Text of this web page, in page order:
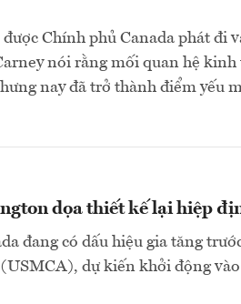
Chính phủ Canada phát đi
nói rằng mối quan hệ kinh
nay đã trở thành điểm yếu
dọa thiết kế lại hiệp
đang có dấu hiệu gia tăng
dự kiến khởi động